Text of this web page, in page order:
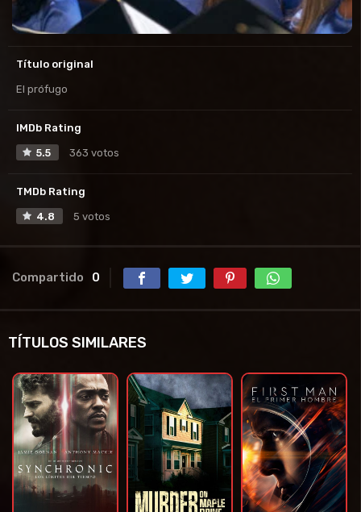
Título original
El prófugo
IMDb Rating
5.5 363 votos
TMDb Rating
4.8 5 votos
Compartido 0
TÍTULOS SIMILARES